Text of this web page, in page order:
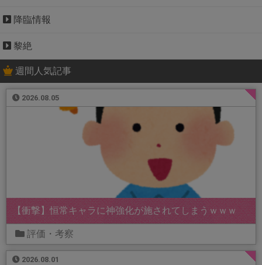
降臨情報
黎絶
週間人気記事
2026.08.05
【衝撃】恒常キャラに神強化が施されてしまうｗｗｗ
評価・考察
2026.08.01